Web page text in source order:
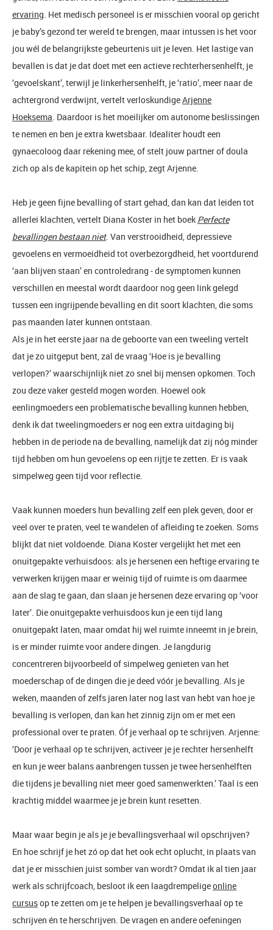
ervaring. Het medisch personeel is er misschien vooral op gericht
je baby’s gezond ter wereld te brengen, maar intussen is het voor
jou wél de belangrijkste gebeurtenis uit je leven. Het lastige van
bevallen is dat je dat doet met een actieve rechterhersenhelft, je
‘gevoelskant’, terwijl je linkerhersenhelft, je ‘ratio’, meer naar de
achtergrond verdwijnt, vertelt verloskundigeArjenne
Hoeksema. Daardoor is het moeilijker om autonome beslissingen
te nemen en ben je extra kwetsbaar. Idealiter houdt een
gynaecoloog daar rekening mee, of stelt jouw partner of doula
zich op als de kapitein op het schip, zegt Arjenne.
Heb je geen fijne bevalling of start gehad, dan kan dat leiden tot
allerlei klachten, vertelt Diana Koster in het boek Perfecte
bevallingen bestaan niet. Van verstrooidheid, depressieve
gevoelens en vermoeidheid tot overbezorgdheid, het voortdurend
‘aan blijven staan’ en controledrang - de symptomen kunnen
verschillen en meestal wordt daardoor nog geen link gelegd
tussen een ingrijpende bevalling en dit soort klachten, die soms
pas maanden later kunnen ontstaan.
Als je in het eerste jaar na de geboorte van een tweeling vertelt
dat je zo uitgeput bent, zal de vraag ‘Hoe is je bevalling
verlopen?’ waarschijnlijk niet zo snel bij mensen opkomen. Toch
zou deze vaker gesteld mogen worden. Hoewel ook
eenlingmoeders een problematische bevalling kunnen hebben,
denk ik dat tweelingmoeders er nog een extra uitdaging bij
hebben in de periode na de bevalling, namelijk dat zij nóg minder
tijd hebben om hun gevoelens op een rijtje te zetten. Er is vaak
simpelweg geen tijd voor reflectie.
Vaak kunnen moeders hun bevalling zelf een plek geven, door er
veel over te praten, veel te wandelen of afleiding te zoeken. Soms
blijkt dat niet voldoende. Diana Koster vergelijkt het met een
onuitgepakte verhuisdoos: als je hersenen een heftige ervaring te
verwerken krijgen maar er weinig tijd of ruimte is om daarmee
aan de slag te gaan, dan slaan je hersenen deze ervaring op ‘voor
later’. Die onuitgepakte verhuisdoos kun je een tijd lang
onuitgepakt laten, maar omdat hij wel ruimte inneemt in je brein,
is er minder ruimte voor andere dingen. Je langdurig
concentreren bijvoorbeeld of simpelweg genieten van het
moederschap of de dingen die je deed vóór je bevalling. Als je
weken, maanden of zelfs jaren later nog last van hebt van hoe je
bevalling is verlopen, dan kan het zinnig zijn om er met een
professional over te praten. Óf je verhaal op te schrijven. Arjenne:
‘Door je verhaal op te schrijven, activeer je je rechter hersenhelft
en kun je weer balans aanbrengen tussen je twee hersenhelften
die tijdens je bevalling niet meer goed samenwerkten.’ Taal is een
krachtig middel waarmee je je brein kunt resetten.
Maar waar begin je als je je bevallingsverhaal wil opschrijven?
En hoe schrijf je het zó op dat het ook echt oplucht, in plaats van
dat je er misschien juist somber van wordt? Omdat ik al tien jaar
werk als schrijfcoach, besloot ik een laagdrempeligeonline
cursusop te zetten om je te helpen je bevallingsverhaal op te
schrijven én te herschrijven. De vragen en andere oefeningen